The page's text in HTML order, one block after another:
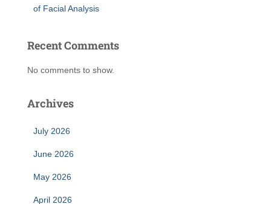
of Facial Analysis
Recent Comments
No comments to show.
Archives
July 2026
June 2026
May 2026
April 2026